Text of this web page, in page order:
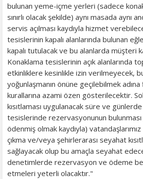
bulunan yeme-içme yerleri (sadece
sınırlı olacak şekilde) aynı masada aynı
servis açılması kaydıyla hizmet
tesislerinin kapalı alanlarında bulunan
kapalı tutulacak ve bu alanlarda müşteri
Konaklama tesislerinin açık alanlarında
etkinliklere kesinlikle izin verilmeyecek,
yoğunlaşmanın önüne geçilebilmek
kurallarına azami özen gösterilecektir.
kısıtlaması uygulanacak süre ve
tesislerinde rezervasyonunun bulunması
ödenmiş olmak kaydıyla) vatandaşlarımız
çıkma ve/veya şehirlerarası seyahat
sağlayacak olup bu amaçla seyahat
denetimlerde rezervasyon ve ödeme
etmeleri yeterli olacaktır."